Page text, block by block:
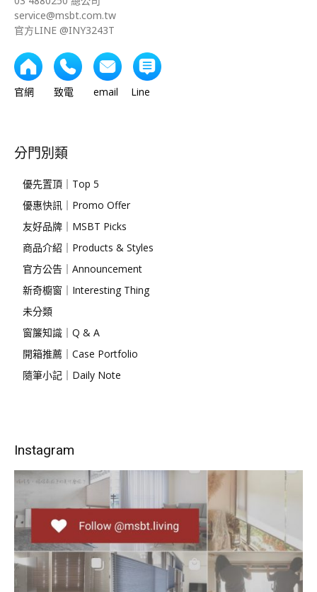
service@msbt.com.tw
官方LINE @INY3243T
官網 致電 email Line
分門別類
優先置頂｜Top 5
優惠快訊｜Promo Offer
友好品牌｜MSBT Picks
商品介紹｜Products & Styles
官方公告｜Announcement
新奇櫥窗｜Interesting Thing
未分類
窗簾知識｜Q & A
開箱推薦｜Case Portfolio
隨筆小記｜Daily Note
Instagram